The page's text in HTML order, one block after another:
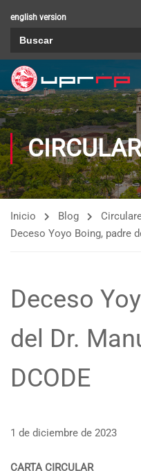
english version
Inicio Blog
Deceso Yoyo Boing, padre
Deceso
del Dr.
DCODE
1 de diciembre de 2023
CARTA CIRCULAR